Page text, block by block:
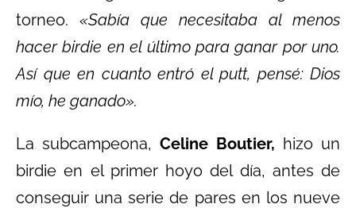
torneo. «Sabía que necesitaba al menos
hacer birdie en el último para ganar por uno.
Así que en cuanto entró el putt, pensé: Dios
mío, he ganado».
La subcampeona, Celine Boutier, hizo un
birdie en el primer hoyo del día, antes de
conseguir una serie de pares en los nueve